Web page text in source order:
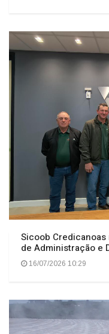
Sicoob
de Administração e
16/07/2026 10:29